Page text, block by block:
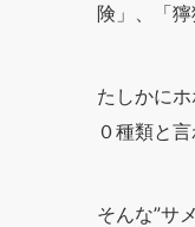
険」、「
たしかに
０種類と
そんな”サ